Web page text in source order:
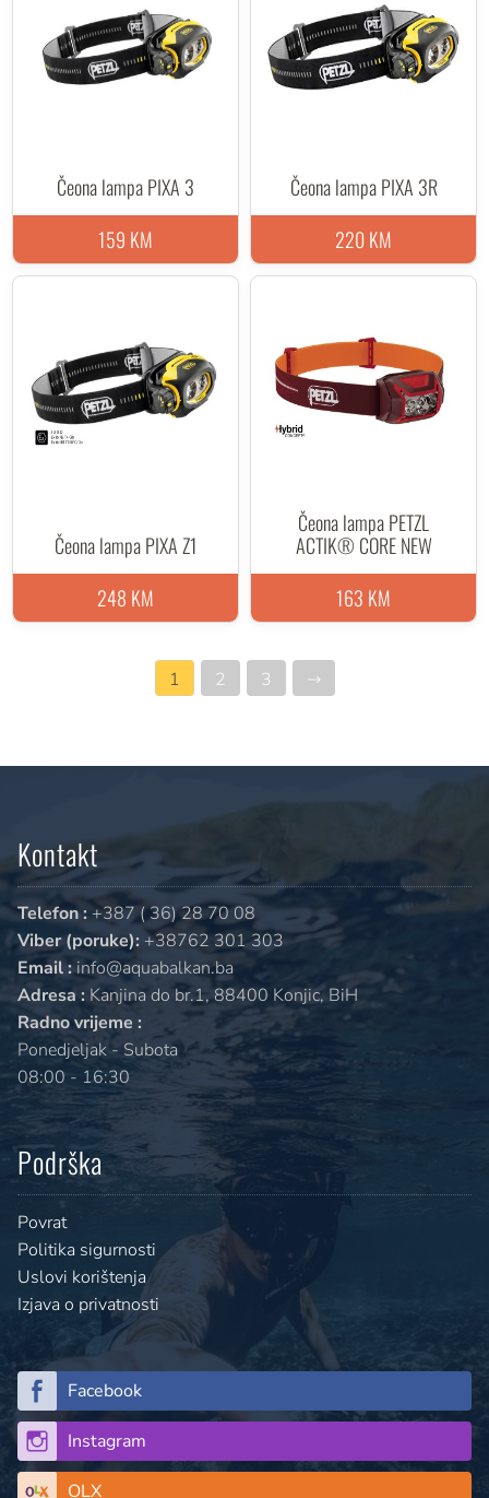
Čeona lampa PIXA 3
159 KM
Čeona lampa PIXA 3R
220 KM
Čeona lampa PIXA Z1
248 KM
Čeona lampa PETZL
ACTIK® CORE NEW
163 KM
1 2 3 →
Kontakt
Telefon : +387 ( 36) 28 70 08
Viber (poruke): +38762 301 303
Email :info@aquabalkan.ba
Adresa : Kanjina do br.1, 88400 Konjic, BiH
Radno vrijeme :
Ponedjeljak - Subota
08:00 - 16:30
Podrška
Povrat
Politika sigurnosti
Uslovi korištenja
Izjava o privatnosti
Facebook
Instagram
OLX